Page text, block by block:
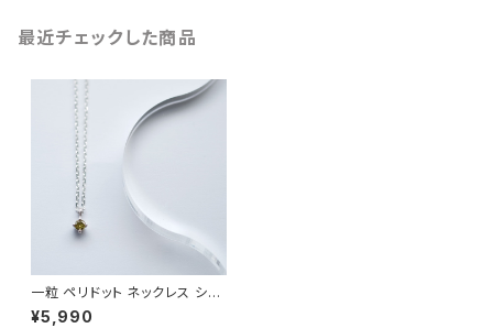
最近チェックした商品
一粒 ペリドット ネックレス シル
バー925
¥5,990